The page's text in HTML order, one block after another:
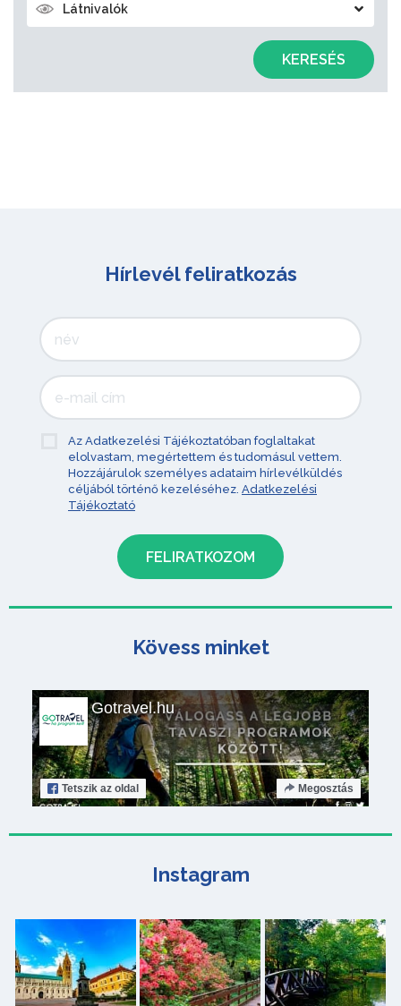
Látnivalók
KERESÉS
Hírlevél feliratkozás
Az Adatkezelési Tájékoztatóban foglaltakat
elolvastam, megértettem és tudomásul vettem.
Hozzájárulok személyes adataim hírlevélküldés
céljából történő kezeléséhez. Adatkezelési
Tájékoztató
Kövess minket
Gotravel.hu
Tetszik az oldal Megosztás
Instagram